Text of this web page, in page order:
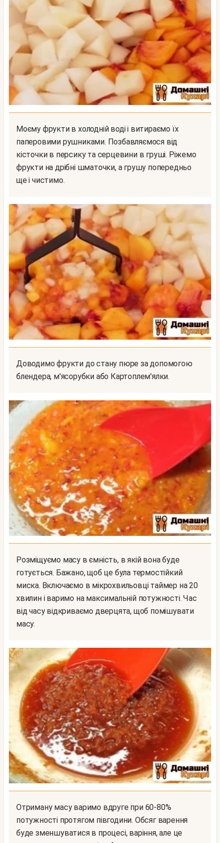
Моєму фрукти в холодній воді і витираємо їх
паперовими рушниками. Позбавляємося від
кісточки в персику та серцевини в груші. Ріжемо
фрукти на дрібні шматочки, а грушу попередньо
ще і чистимо.
Доводимо фрукти до стану пюре за допомогою
блендера, м'ясорубки або Картоплем'ялки.
Розміщуємо масу в ємність, в якій вона буде
готується. Бажано, щоб це була термостійкий
миска. Включаємо в мікрохвильовці таймер на 20
хвилин і варимо на максимальній потужності. Час
від часу відкриваємо дверцята, щоб помішувати
масу.
Отриману масу варимо вдруге при 60-80%
потужності протягом півгодини. Обсяг варення
буде зменшуватися в процесі, варіння, але це